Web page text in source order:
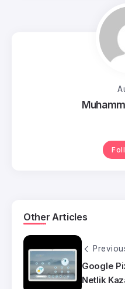
Other Articles
Google
Netlik